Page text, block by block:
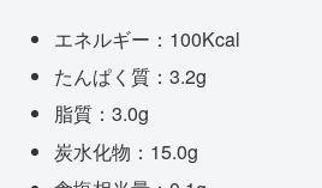
エネルギー：100Kcal
たんぱく質：3.2g
脂質：3.0g
炭水化物：15.0g